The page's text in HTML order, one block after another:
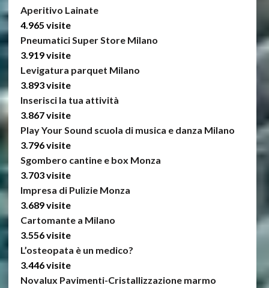
Aperitivo Lainate
4.965 visite
Pneumatici Super Store Milano
3.919 visite
Levigatura parquet Milano
3.893 visite
Inserisci la tua attività
3.867 visite
Play Your Sound scuola di musica e danza Milano
3.796 visite
Sgombero cantine e box Monza
3.703 visite
Impresa di Pulizie Monza
3.689 visite
Cartomante a Milano
3.556 visite
L’osteopata è un medico?
3.446 visite
Novalux Pavimenti-Cristallizzazione marmo